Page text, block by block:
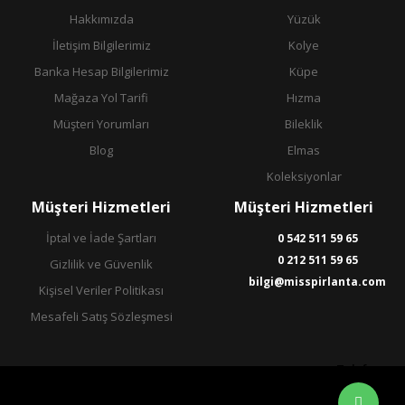
Hakkımızda
İletişim Bilgilerimiz
Banka Hesap Bilgilerimiz
Mağaza Yol Tarifi
Müşteri Yorumları
Blog
Yüzük
Kolye
Küpe
Hızma
Bileklik
Elmas
Koleksiyonlar
Müşteri Hizmetleri
İptal ve İade Şartları
Gizlilik ve Güvenlik
Kişisel Veriler Politikası
Mesafeli Satış Sözleşmesi
Müşteri Hizmetleri
0 542 511 59 65
0 212 511 59 65
bilgi@misspirlanta.com